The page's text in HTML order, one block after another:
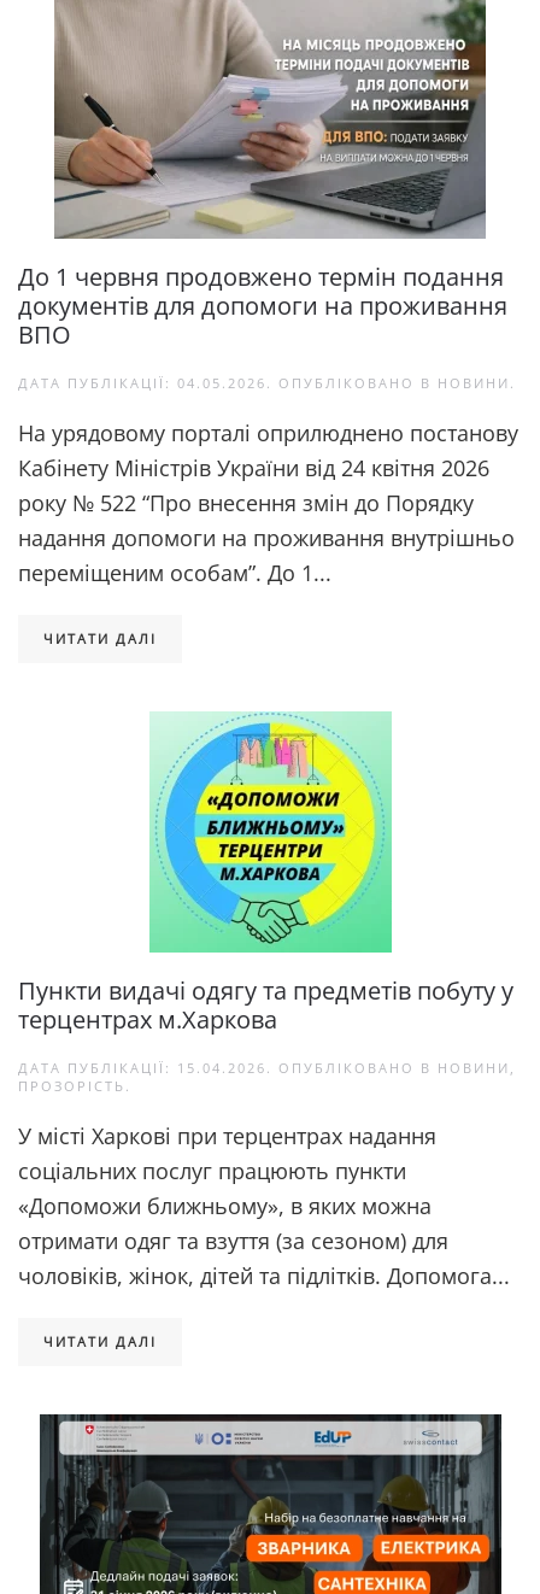
До 1 червня продовжено термін подання
документів для допомоги на проживання
ВПО
ДАТА ПУБЛІКАЦІЇ: 04.05.2026 . ОПУБЛІКОВАНО В НОВИНИ .
На урядовому порталі оприлюднено постанову
Кабінету Міністрів України від 24 квітня 2026
року № 522 “Про внесення змін до Порядку
надання допомоги на проживання внутрішньо
переміщеним особам”. До 1...
ЧИТАТИ ДАЛІ
Пункти видачі одягу та предметів побуту у
терцентрах м.Харкова
ДАТА ПУБЛІКАЦІЇ: 15.04.2026 . ОПУБЛІКОВАНО В НОВИНИ ,
ПРОЗОРІСТЬ .
У місті Харкові при терцентрах надання
соціальних послуг працюють пункти
«Допоможи ближньому», в яких можна
отримати одяг та взуття (за сезоном) для
чоловіків, жінок, дітей та підлітків. Допомога...
ЧИТАТИ ДАЛІ